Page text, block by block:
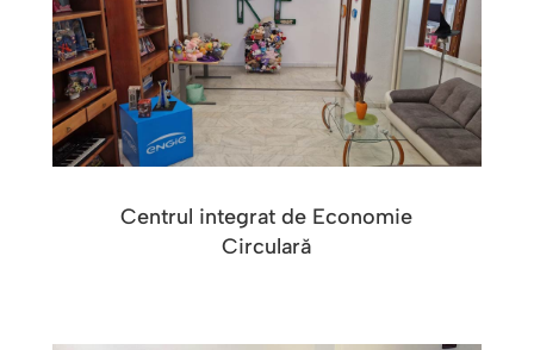
Centrul integrat de Economie
Circulară